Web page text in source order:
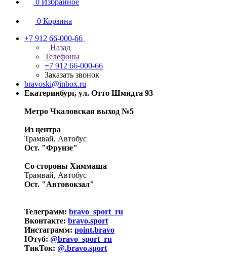
0 Избранное
0 Корзина
+7 912 66-000-66
Назад
Телефоны
+7 912 66-000-66
Заказать звонок
bravoski@inbox.ru
Екатеринбург, ул. Отто Шмидта 93
Метро Чкаловская выход №5
Из центра
Трамвай, Автобус
Ост. "Фрунзе"
Со стороны Химмаша
Трамвай, Автобус
Ост. "Автовокзал"
Телеграмм: bravo_sport_ru
Вконтакте: bravo.sport
Инстаграмм: point.bravo
Ютуб: @bravo_sport_ru
ТикТок: @.bravo.sport